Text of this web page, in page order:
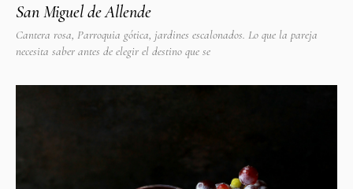
San Miguel de Allende
Cantera rosa, Parroquia gótica, jardines escalonados. Lo que la pareja
necesita saber antes de elegir el destino que se